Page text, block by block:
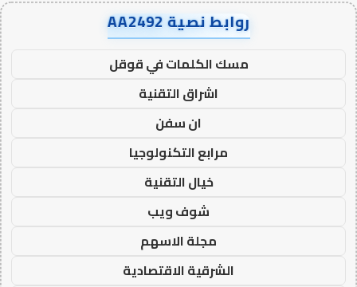
روابط نصية AA2492
مسك الكلمات في قوقل
اشراق التقنية
ان سفن
مرابع التكنولوجيا
خيال التقنية
شوف ويب
مجلة الاسهم
الشرقية الاقتصادية